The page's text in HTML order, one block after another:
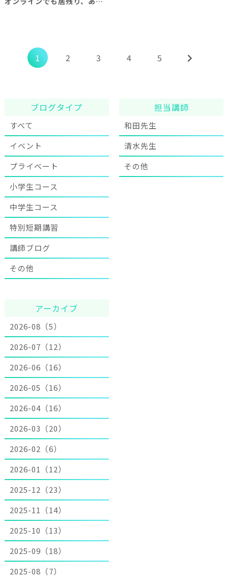
1 2 3 4 5
ブログタイプ
すべて
イベント
プライベート
小学生コース
中学生コース
特別短期講習
講師ブログ
その他
担当講師
和田先生
清水先生
その他
アーカイブ
2026-08（5）
2026-07（12）
2026-06（16）
2026-05（16）
2026-04（16）
2026-03（20）
2026-02（6）
2026-01（12）
2025-12（23）
2025-11（14）
2025-10（13）
2025-09（18）
2025-08（7）